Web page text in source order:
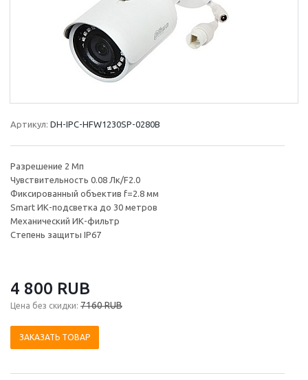
Артикул: DH-IPC-HFW1230SP-0280B
Разрешение 2 Мп
Чувствительность 0.08 Лк/F2.0
Фиксированный объектив f=2.8 мм
Smart ИК-подсветка до 30 метров
Механический ИК-фильтр
Степень защиты IP67
4 800 RUB
Цена без скидки: 7160 RUB
ЗАКАЗАТЬ ТОВАР